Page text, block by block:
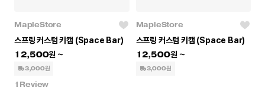
MapleStore
스프링 커스텀 키캡 (Space Bar)
12,500
3,000원
Review
1
MapleStore
스프링 커스텀 키캡 (Space Bar)
12,500
3,000원